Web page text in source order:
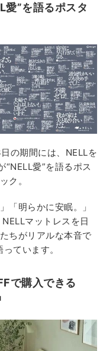
愛”を語るポスタ
の期間には、NELLを
愛”を語るポス
ク。
「明らかに安眠。」
マットレスを日
ちがリアルな本音で
ています。
で購入できる